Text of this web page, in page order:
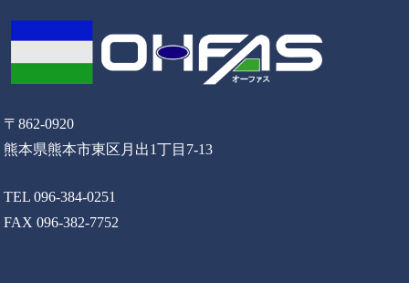
〒862-0920
熊本県熊本市東区月出1丁目7-13
TEL 096-384-0251
FAX 096-382-7752